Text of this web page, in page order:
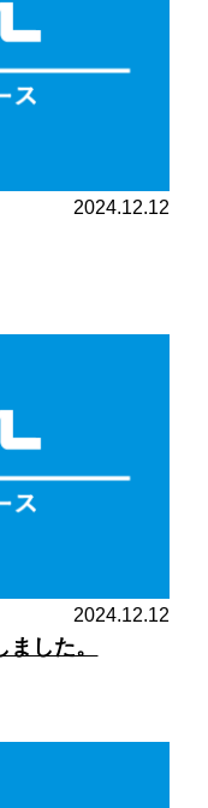
2024.12.12
2024.12.12
した。